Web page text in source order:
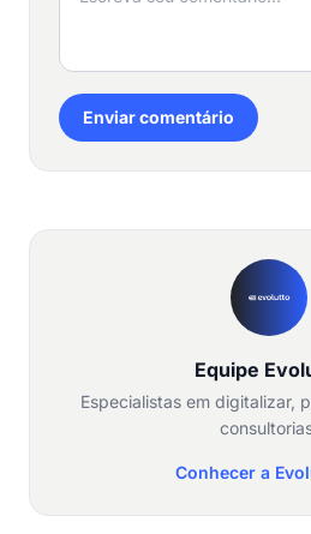
Enviar comentário
Equipe
Especialistas em digitalizar,
Conhecer a